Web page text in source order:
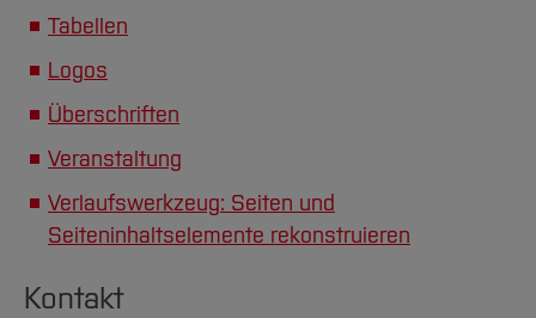
Veranstaltung
Verlaufswerkzeug: Seiten und
Tabellen
Logos
Überschriften
Veranstaltung
Verlaufswerkzeug: Seiten und
Seiteninhaltselemente rekonstruieren
Kontakt